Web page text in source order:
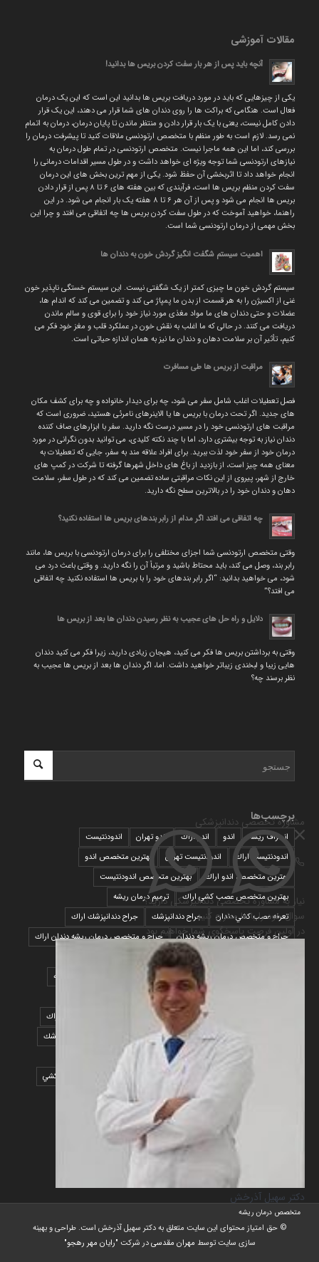
مقالات آموزشی
آنچه باید پس از هر بار سفت کردن بریس ها بدانید!
یکی از چیزهایی که باید در مورد دریافت بریس ها بدانید این است که این یک درمان
فعال است. هنگامی که براکت ها را روی دندان های شما قرار می دهند، این یک قرار
دادن کامل نیست، یعنی با یک بار قرار دادن و منتظر ماندن تا پایان درمان، درمان به اتمام
نمی رسد. لازم است به طور منظم با متخصص ارتودنسی ملاقات کنید تا پیشرفت درمان را
بررسی کند، اما این همه ماجرا نیست. متخصص ارتودنسی در تمام طول درمان به
نیازهای ارتودنسی شما توجه ویژه ای خواهد داشت و در طول مسیر اقدامات درمانی را
انجام خواهد داد تا اثربخشی آن حفظ شود. یکی از مهم ترین بخش های این درمان
سفت کردن منظم بریس ها است، فرآیندی که بین هفته های ۶ تا ۸ پس از قرار دادن
بریس ها انجام می شود و پس از آن هر ۶ تا ۸ هفته یک بار انجام می شود. در این
راهنما، خواهید آموخت که در طول سفت کردن بریس ها چه اتفاقی می افتد و چرا این
بخش مهمی از درمان ارتودنسی شما است.
اهمیت سیستم شگفت انگیز گردش خون به دندان ها
سیستم گردش خون ما چیزی کمتر از یک شگفتی نیست. این سیستم خستگی ناپذیر خون
غنی از اکسیژن را به هر قسمت از بدن ما پمپاژ می کند و تضمین می کند که اندام ها،
عضلات و حتی دندان های ما مواد مغذی مورد نیاز خود را برای قوی و سالم ماندن
دریافت می کنند. در حالی که ما اغلب به نقش خون در عملکرد قلب و مغز خود فکر می
کنیم، تأثیر آن بر سلامت دهان و دندان ما نیز به همان اندازه حیاتی است.
مراقبت از بریس ها طی مسافرت
فصل تعطیلات اغلب شامل سفر می شود، چه برای دیدار خانواده و چه برای کشف مکان
های جدید. اگر تحت درمان با بریس ها یا الاینرهای نامرئی هستید، ضروری است که
مراقبت های ارتودنسی خود را در مسیر درست نگه دارید. سفر با ابزارهای صاف کننده
دندان نیاز به توجه بیشتری دارد، اما با چند نکته کلیدی، می توانید بدون نگرانی در مورد
درمان خود از سفر خود لذت ببرید. برای افراد علاقه مند به سفر، جایی که تعطیلات به
معنای همه چیز است، از بازدید از باغ های داخل شهرها گرفته تا شرکت در کمپ های
خارج از شهر، پیروی از این نکات مراقبتی ساده تضمین می کند که در طول سفر، سلامت
دهان و دندان خود را در بالاترین سطح نگه دارید.
چه اتفاقی می افتد اگر مدام از رابر بندهای بریس ها استفاده نکنید؟
وقتی متخصص ارتودنسی شما اجزای مختلفی را برای درمان ارتودنسی با بریس ها، مانند
رابر بند، وصل می کند، باید محتاط باشید و مرتباً آن را نگه دارید. و وقتی باعث درد می
شود، می خواهید بدانید: “اگر رابر بندهای خود را با بریس ها استفاده نکنید چه اتفاقی
می افتد؟”
دلایل و راه حل های عجیب به نظر رسیدن دندان ها بعد از بریس ها
وقتی به برداشتن بریس ها فکر می کنید، هیجان زیادی دارید، زیرا فکر می کنید دندان
هایی زیبا و لبخندی زیباتر خواهید داشت. اما، اگر دندان ها بعد از بریس ها عجیب به
نظر برسند چه؟
برچسب‌ها
انحراف ریشه اندو اندو اراك اندو تهران
اندودنتیست
اندودنتیست اراك
اندودنتیست تهران
بهترين متخصص اندو
بهترين متخصص اندو اراك
بهترين متخصص اندودنتيست
بهترين متخصص عصب كشي اراك
ترمیم درمان ریشه
تعرفه عصب كشي دندان
جراح دندانپزشك
جراح دندانپزشك اراك
جراح و متخصص درمان ریشه دندان
جراح و متخصص درمان ریشه دندان اراك
درمان ریشه دندان دندانپزشك
عصب کشی دندان اراك
عصب کشی دندان دو کاناله
عصب کشی دندان یک کاناله
عکس عصب کشی
متخصص اندودنتيست
متخصص اندودنتيست اراك
متخصص درمان ريشه
متخصص درمان ريشه اراك
متخصص دندانپزشك
متخصص دندانپزشك اراك
متخصص ريشه
متخصص ريشه اراك
متخصص ريشه دندان اراك
متخصص عصب كشي
متخصص عصب كشي اراك
متخصص پر كردن دندان
متخصص پر كردن دندان اراك
پر كردن
پر كردن دندان ليزر
پر كردن دندان مواد سفيد كننده
© حق امتیاز محتوای این سایت متعلق به دکتر سهیل آذرخش است. طراحی و بهینه
سازی سایت توسط مهران مقدسیدر شرکت "رایان مهر رهجو"
مشاوره تخصصی دندانپزشکی
نیاز به مشاوره تخصصی دندانپزشکی دارید؟
سوال خود را با ما مطرح کنید
در اولین فرصت پاسخگوی شما خواهیم بود
دکتر سهیل آذرخش
متخصص درمان ریشه